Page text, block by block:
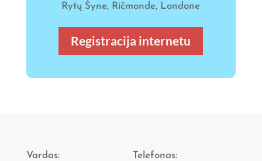
Rytų Šyne, Ričmonde, Londone
Registracija internetu
Vardas: Telefonas: